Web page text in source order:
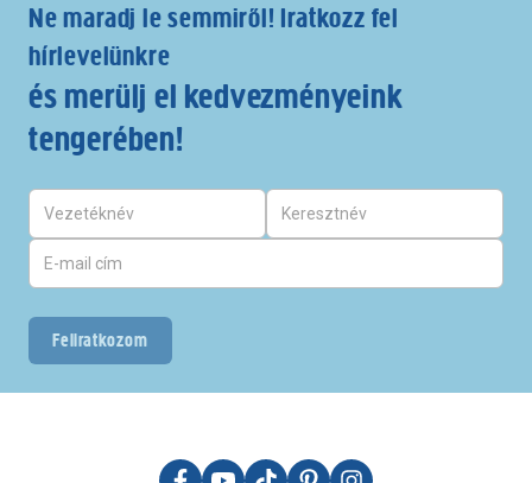
Ne maradj le semmiről! Iratkozz fel
hírlevelünkre
és merülj el kedvezményeink
tengerében!
Feliratkozom